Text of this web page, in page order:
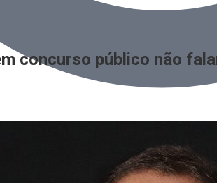
concurso público não